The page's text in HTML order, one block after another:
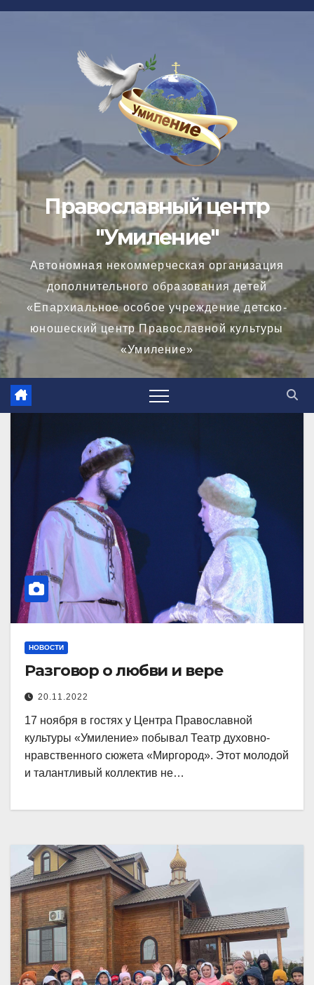
Перейти
Православный центр
"Умиление"
Автономная некоммерческая организация
дополнительного образования детей
«Епархиальное особое учреждение детско-
юношеский центр Православной культуры
«Умиление»
НОВОСТИ
Разговор о любви и вере
20.11.2022
17 ноября в гостях у Центра Православной
культуры «Умиление» побывал Театр духовно-
нравственного сюжета «Миргород». Этот молодой
и талантливый коллектив не…